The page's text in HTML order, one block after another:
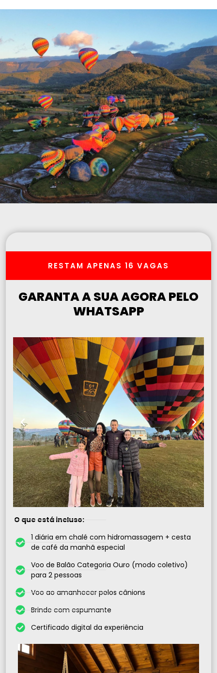
RESTAM APENAS 16 VAGAS
GARANTA A SUA AGORA PELO
WHATSAPP
O que está incluso:
1 diária em chalé com hidromassagem + cesta
de café da manhã especial
Voo de Balão Categoria Ouro (modo coletivo)
para 2 pessoas
Voo ao amanhecer pelos cânions
Brinde com espumante
Certificado digital da experiência